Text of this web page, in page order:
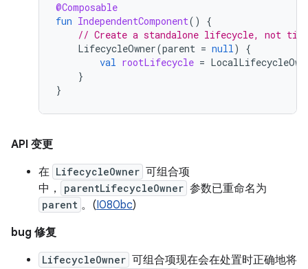
@Composable
fun IndependentComponent()
{
// Create a standalone lifecycle, not
LifecycleOwner(parent = null)
{
val rootLifecycle =
}
}
API 变更
在 LifecycleOwner 可组合项
中，
parentLifecycleOwner 参数已重命名为
parent 。(I080bc)
bug 修复
LifecycleOwner 可组合项现在会在处置时正确地将